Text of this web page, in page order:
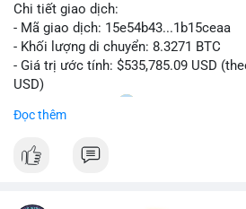
📰 Nguồn: CoinDesk
Chi tiết giao dịch:
- Mã giao dịch: 15e54b43...1b15ceaa
- Khối lượng di chuyển: 8.3271 BTC
- Giá trị ước tính: $535,785.09 USD
USD)
- Thời gian: 04:20
Nhận định phân tích: Giao dịch 8.3271
USD được thực hiện trong khung giờ
Đọc thêm